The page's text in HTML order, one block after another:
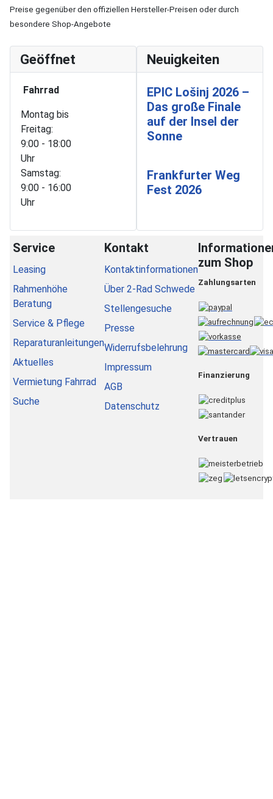
Preise gegenüber den offiziellen Hersteller-Preisen oder durch
besondere Shop-Angebote
Geöffnet
Fahrrad
Montag bis
Freitag:
9:00 - 18:00
Uhr
Samstag:
9:00 - 16:00
Uhr
Neuigkeiten
EPIC Lošinj 2026 –
Das große Finale
auf der Insel der
Sonne
Frankfurter Weg
Fest 2026
Service
Leasing
Rahmenhöhe
Beratung
Service & Pflege
Reparaturanleitungen
Aktuelles
Vermietung Fahrrad
Suche
Kontakt
Kontaktinformationen
Über 2-Rad Schwede
Stellengesuche
Presse
Widerrufsbelehrung
Impressum
AGB
Datenschutz
zum Shop
Zahlungsarten
Finanzierung
Vertrauen